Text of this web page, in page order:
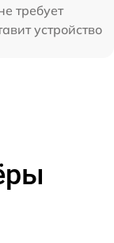
требует
устройство